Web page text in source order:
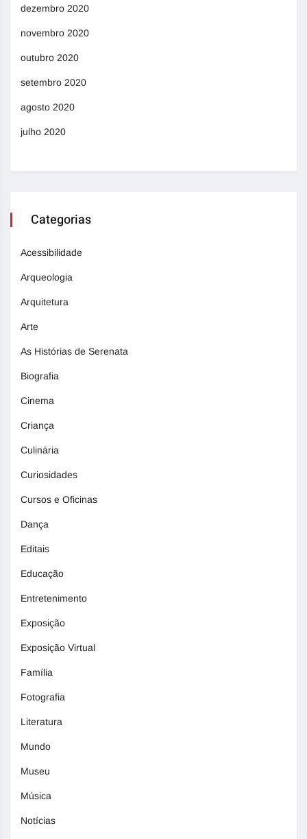
dezembro 2020
novembro 2020
outubro 2020
setembro 2020
agosto 2020
julho 2020
Categorias
Acessibilidade
Arqueologia
Arquitetura
Arte
As Histórias de Serenata
Biografia
Cinema
Criança
Culinária
Curiosidades
Cursos e Oficinas
Dança
Editais
Educação
Entretenimento
Exposição
Exposição Virtual
Família
Fotografia
Literatura
Mundo
Museu
Música
Notícias